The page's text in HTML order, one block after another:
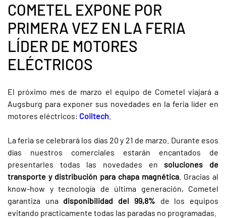
COMETEL EXPONE POR
PRIMERA VEZ EN LA FERIA
LÍDER DE MOTORES
ELÉCTRICOS
El próximo mes de marzo el equipo de Cometel viajará a
Augsburg para exponer sus novedades en la feria líder en
motores eléctricos: Coiltech
La feria se celebrará los días 20 y 21 de marzo. Durante esos
días nuestros comerciales estarán encantados de
presentarles todas las novedades en soluciones de
transporte y distribución para chapa magnética . Gracias al
know-how y tecnología de última generación, Cometel
garantiza una disponibilidad del 99,8% de los equipos
evitando practicamente todas las paradas no programadas.